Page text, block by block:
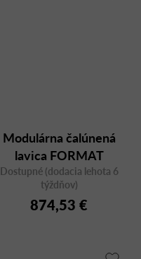
Modulárna čalúnená
lavica FORMAT
Dostupné (dodacia lehota 6
týždňov)
874,53 €